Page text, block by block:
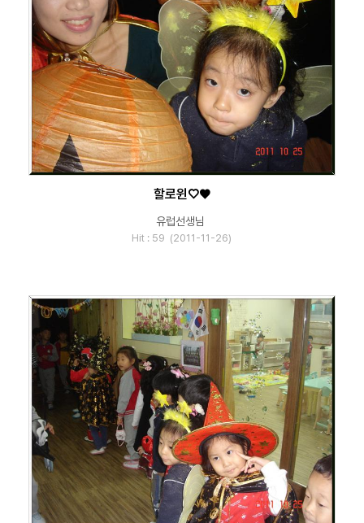
할로윈♡♥
유럽선생님
Hit : 59 (2011-11-26)